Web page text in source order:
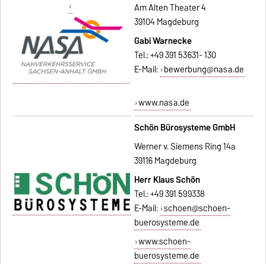
Am Alten Theater 4
39104 Magdeburg
Gabi Warnecke
Tel.: +49 391 53631- 130
E-Mail: bewerbung@nasa.de
www.nasa.de
Schön Bürosysteme GmbH
Werner v. Siemens Ring 14a
39116 Magdeburg
Herr Klaus Schön
Tel.: +49 391 599338
E-Mail: schoen@schoen-
buerosysteme.de
www.schoen-
buerosysteme.de